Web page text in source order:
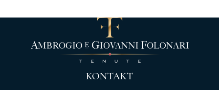
KONTAKT